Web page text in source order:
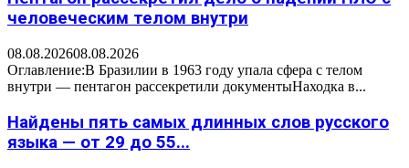
человеческим телом внутри
08.08.202608.08.2026
Оглавление:В Бразилии в 1963 году упала сфера с телом
внутри — пентагон рассекретили документыНаходка в...
Найдены пять самых длинных слов русского
языка — от 29 до 55...